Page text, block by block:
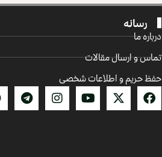
رسانه
درباره ما
تماس و ارسال مقالات
حفظ حریم و اطلاعات شخصی